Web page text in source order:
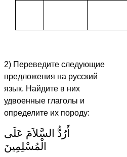
2) Переведите следующие
предложения на русский
язык. Найдите в них
удвоенные глаголы и
определите их породу:
أَرُدُّ السَّلاَمَ عَلَى
الْمُسْلِمِينَ